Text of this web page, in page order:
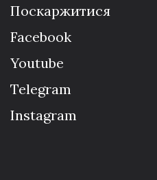
Поскаржитися
Facebook
Youtube
Telegram
Instagram